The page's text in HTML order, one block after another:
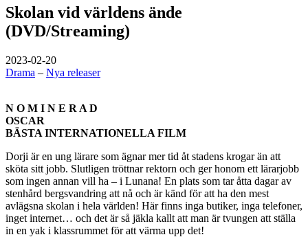
Skolan vid världens ände
(DVD/Streaming)
2023-02-20
Drama – Nya releaser
N O M I N E R A D
OSCAR
BÄSTA INTERNATIONELLA FILM
Dorji är en ung lärare som ägnar mer tid åt stadens krogar än att
sköta sitt jobb. Slutligen tröttnar rektorn och ger honom ett lärarjobb
som ingen annan vill ha – i Lunana! En plats som tar åtta dagar av
stenhård bergsvandring att nå och är känd för att ha den mest
avlägsna skolan i hela världen! Här finns inga butiker, inga telefoner,
inget internet… och det är så jäkla kallt att man är tvungen att ställa
in en yak i klassrummet för att värma upp det!